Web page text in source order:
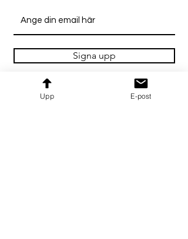
Signa upp
Upp E-post